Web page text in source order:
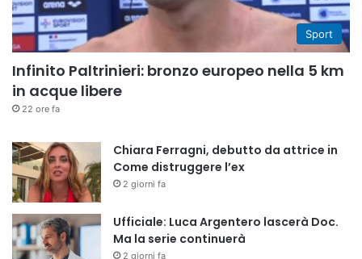
Sport
Infinito Paltrinieri: bronzo europeo nella 5 km
in acque libere
22 ore fa
Chiara Ferragni, debutto da attrice in
Come distruggere l’ex
2 giorni fa
Ufficiale: Luca Argentero lascerà Doc.
Ma la serie continuerà
2 giorni fa